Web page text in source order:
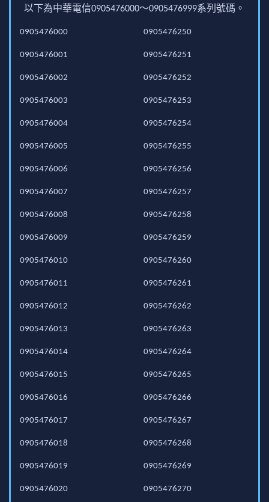
以下為中華電信0905476000～0905476999系列號碼。
0905476000
0905476001
0905476002
0905476003
0905476004
0905476005
0905476006
0905476007
0905476008
0905476009
0905476010
0905476011
0905476012
0905476013
0905476014
0905476015
0905476016
0905476017
0905476018
0905476019
0905476020
0905476250
0905476251
0905476252
0905476253
0905476254
0905476255
0905476256
0905476257
0905476258
0905476259
0905476260
0905476261
0905476262
0905476263
0905476264
0905476265
0905476266
0905476267
0905476268
0905476269
0905476270